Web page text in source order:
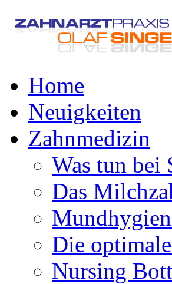
Home
Neuigkeiten
Zahnmedizin
Was tun bei
Das
Die
Nursing